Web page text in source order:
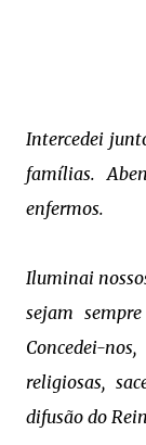
Intercedei
famílias.
enfermos.
Iluminai
sejam
Concedei-
religiosas,
difusão do